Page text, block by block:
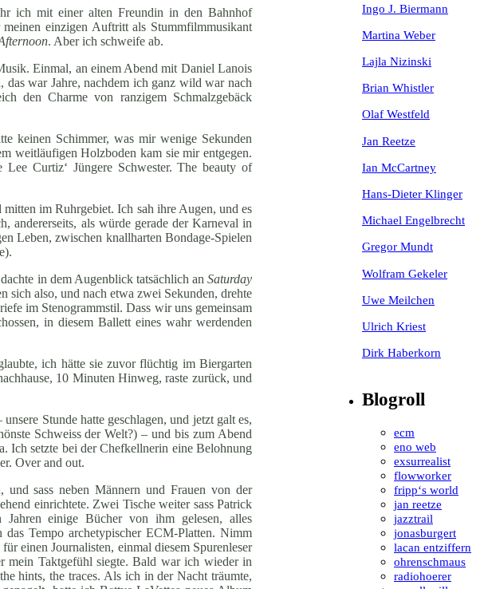
Ingo J. Biermann
Martina Weber
Lajla Nizinski
Brian Whistler
Olaf Westfeld
Jan Reetze
Ian McCartney
Hans-Dieter Klinger
Michael Engelbrecht
Gregor Mundt
Wolfram Gekeler
Uwe Meilchen
Ulrich Kriest
Dirk Haberkorn
Blogroll
ecm
eno web
exsurrealist
flowworker
fripp‘s world
jan reetze
jazztrail
jonasburgert
lacan entziffern
ohrenschmaus
radiohoerer
ich mit einer alten Freundin in den Bahnhof
einzigen Auftritt als Stummfilmmusikant
. Aber ich schweife ab.
Einmal, an einem Abend mit Daniel Lanois
war Jahre, nachdem ich ganz wild war nach
den Charme von ranzigem Schmalzgebäck
keinen Schimmer, was mir wenige Sekunden
weitläufigen Holzboden kam sie mir entgegen.
Curtiz‘ Jüngere Schwester. The beauty of
im Ruhrgebiet. Ich sah ihre Augen, und es
als würde gerade der Karneval in
Leben, zwischen knallharten Bondage-Spielen
in dem Augenblick tatsächlich an Saturday
sich also, und nach etwa zwei Sekunden, drehte
im Stenogrammstil. Dass wir uns gemeinsam
in diesem Ballett eines wahr werdenden
ich hätte sie zuvor flüchtig im Biergarten
10 Minuten Hinweg, raste zurück, und
Stunde hatte geschlagen, und jetzt galt es,
Schweiss der Welt?) – und bis zum Abend
Ich setzte bei der Chefkellnerin eine Belohnung
Over and out.
sass neben Männern und Frauen von der
einrichtete. Zwei Tische weiter sass Patrick
einige Bücher von ihm gelesen, alles
das Tempo archetypischer ECM-Platten. Nimm
einen Journalisten, einmal diesem Spurenleser
mein Taktgefühl siegte. Bald war ich wieder in
hints, the traces. Als ich in der Nacht träumte,